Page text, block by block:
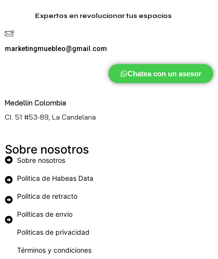
Expertos en revolucionar tus espacios
marketingmuebleo@gmail.com
Chatea con un asesor
Medellin Colombia
Cl. 51 #53-89, La Candelaria
Sobre nosotros
Sobre nosotros
Politica de Habeas Data
Politica de retracto
Políticas de envio
Politicas de privacidad
Términos y condiciones